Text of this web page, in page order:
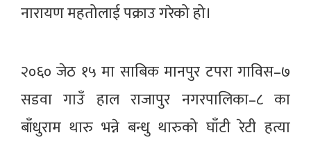
नारायण महतोलाई पक्राउ गरेको हो।
२०६० जेठ १५ मा साबिक मानपुर टपरा गाविस–७
सडवा गाउँ हाल राजापुर नगरपालिका–८ का
बाँधुराम थारु भन्ने बन्धु थारुको घाँटी रेटी हत्या